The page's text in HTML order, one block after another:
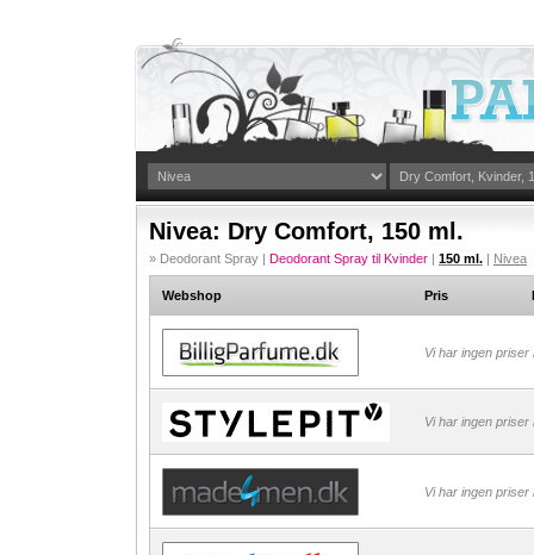
Nivea: Dry Comfort, 150 ml.
» Deodorant Spray | Deodorant Spray til Kvinder | 150 ml. | Nivea
Webshop Pris
Vi har ingen
Vi har ingen
Vi har ingen